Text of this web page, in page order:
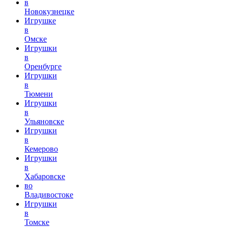
в
Новокузнецке
Игрушке
в
Омске
Игрушки
в
Оренбурге
Игрушки
в
Тюмени
Игрушки
в
Ульяновске
Игрушки
в
Кемерово
Игрушки
в
Хабаровске
во
Владивостоке
Игрушки
в
Томске